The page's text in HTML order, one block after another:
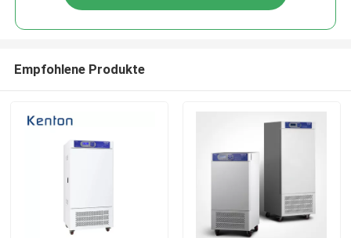
Empfohlene Produkte